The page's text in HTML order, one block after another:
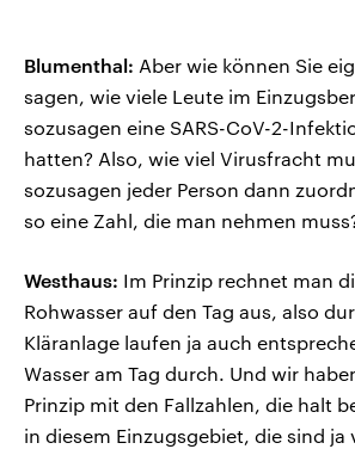
Blumenthal: Aber wie können Sie
sagen, wie viele Leute im
sozusagen eine SARS-CoV-2-
hatten? Also, wie viel Virusfracht
sozusagen jeder Person dann
so eine Zahl, die man nehmen
Westhaus: Im Prinzip rechnet man
Rohwasser auf den Tag aus, also
Kläranlage laufen ja auch
Wasser am Tag durch. Und wir
Prinzip mit den Fallzahlen, die halt
in diesem Einzugsgebiet, die sind